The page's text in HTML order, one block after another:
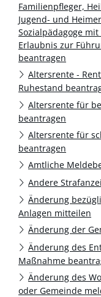
Familienpfleger,
Jugend- und
Sozialpädagoge
Erlaubnis zur
beantragen
Altersrente -
Ruhestand
Altersrente für
beantragen
Altersrente für
beantragen
Amtliche
Andere
Änderung
Anlagen mitteilen
Änderung der
Änderung des
Maßnahme
Änderung des
oder Gemeinde